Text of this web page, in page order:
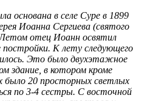
основана в селе Суре в 1899
Иоанна Сергиева (святого
отец Иоанн освятил
постройки. К лету следующего
Это было двухэтажное
здание, в котором кроме
было 20 просторных светлых
по 3-4 сестры. С восточной